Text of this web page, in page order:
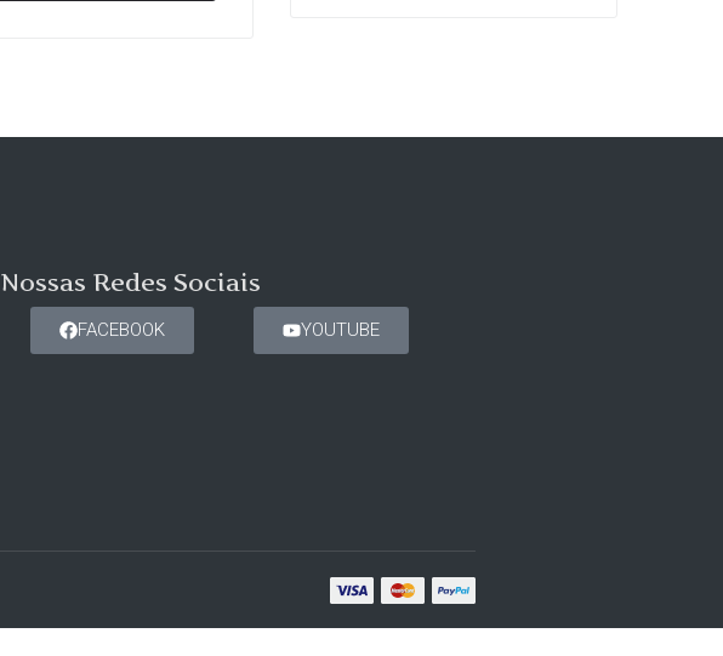
Nossas Redes Sociais
FACEBOOK YOUTUBE